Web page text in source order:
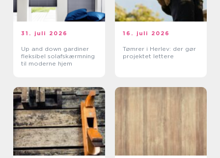
31. juli 2026
Up and down gardiner
fleksibel solafskærmning
til moderne hjem
16. juli 2026
Tømrer i Herlev: der gør
projektet lettere